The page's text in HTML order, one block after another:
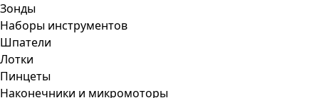
Зонды
Наборы инструментов
Шпатели
Лотки
Пинцеты
Наконечники и микромоторы